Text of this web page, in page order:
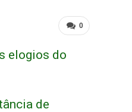
0
elogios do
de